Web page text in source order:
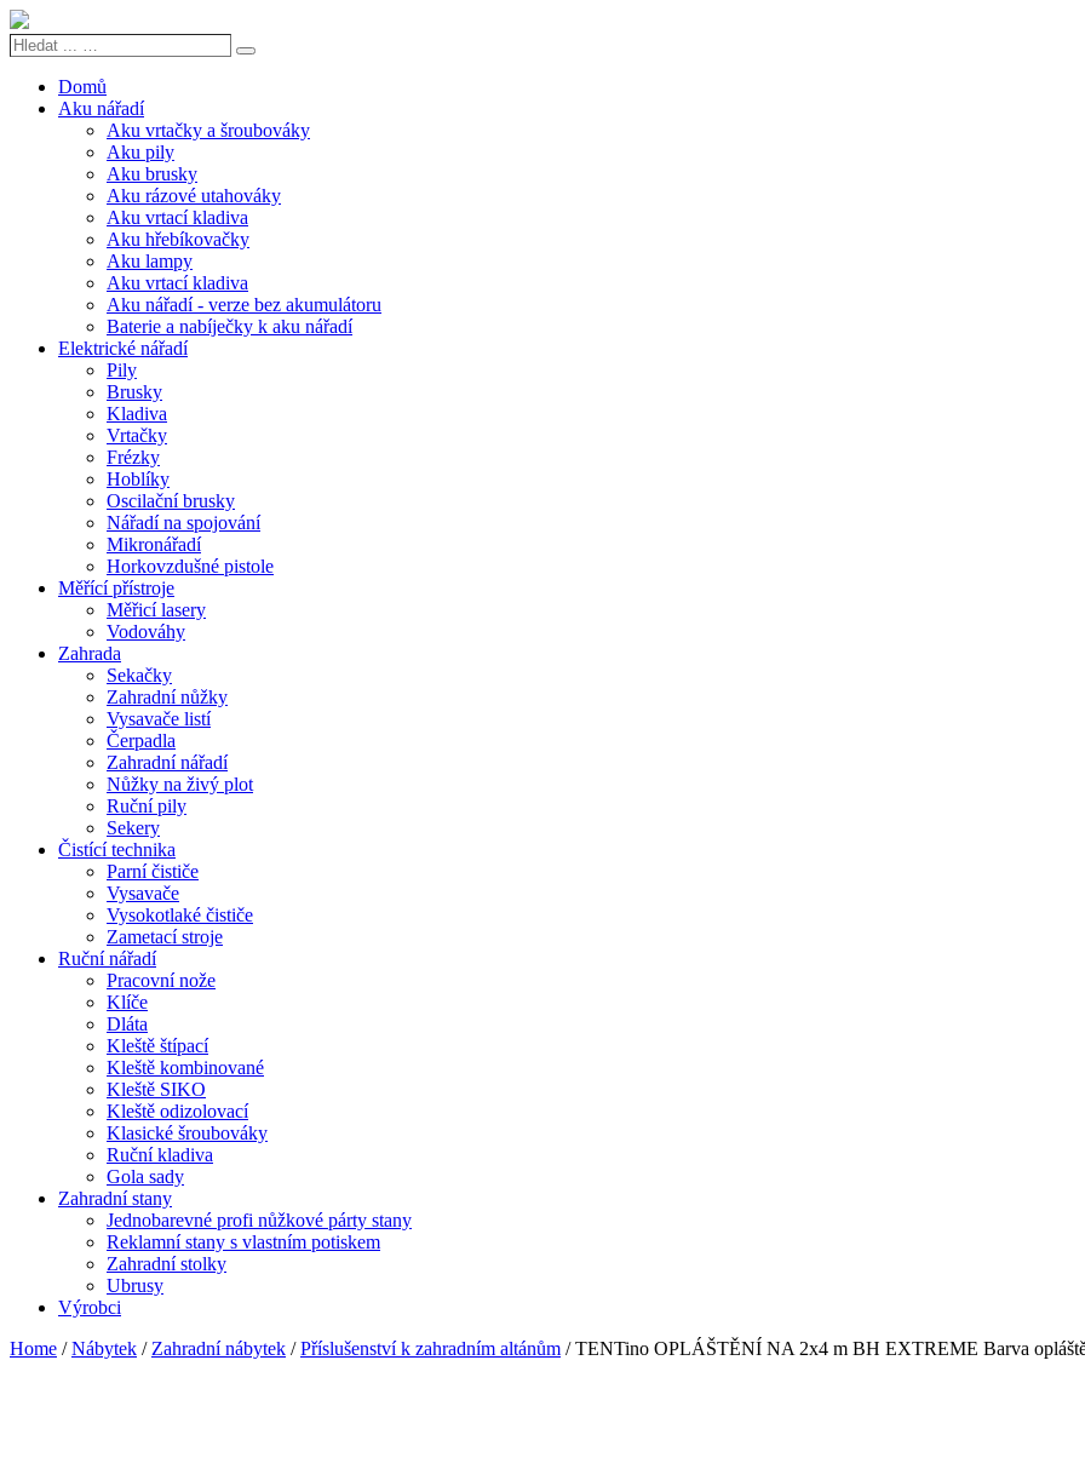
Hledat
Search
Domů
Aku nářadí
Aku vrtačky a šroubováky
Aku pily
Aku brusky
Aku rázové utahováky
Aku vrtací kladiva
Aku hřebíkovačky
Aku lampy
Aku vrtací kladiva
Aku nářadí - verze bez akumulátoru
Baterie a nabíječky k aku nářadí
Elektrické nářadí
Pily
Brusky
Kladiva
Vrtačky
Frézky
Hoblíky
Oscilační brusky
Nářadí na spojování
Mikronářadí
Horkovzdušné pistole
Měřící přístroje
Měřicí lasery
Vodováhy
Zahrada
Sekačky
Zahradní nůžky
Vysavače listí
Čerpadla
Zahradní nářadí
Nůžky na živý plot
Ruční pily
Sekery
Čistící technika
Parní čističe
Vysavače
Vysokotlaké čističe
Zametací stroje
Ruční nářadí
Pracovní nože
Klíče
Dláta
Kleště štípací
Kleště kombinované
Kleště SIKO
Kleště odizolovací
Klasické šroubováky
Ruční kladiva
Gola sady
Zahradní stany
Jednobarevné profi nůžkové párty stany
Reklamní stany s vlastním potiskem
Zahradní stolky
Ubrusy
Výrobci
Home /Nábytek / Zahradní nábytek /Příslušenství k zahradním altánům / TENTino OPLÁŠTĚNÍ NA 2x4 m BH EXTREME Barva